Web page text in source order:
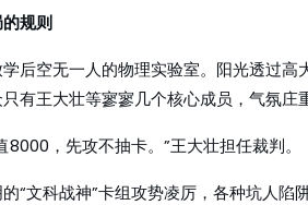
规则
后空无一人的物理实验室。阳光透过
有王大壮等寥寥几个核心成员，气氛庄
8000，先攻不抽卡。”王大壮担任裁判。
“文科战神”卡组攻势凌厉，各种坑人